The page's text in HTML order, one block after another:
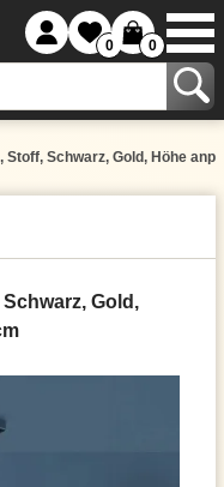
0 0
Stoff, Schwarz, Gold, Höhe
Gold,